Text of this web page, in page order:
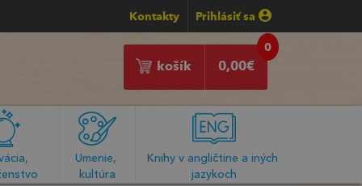
Kontakty Prihlásiť sa
0
0,00€
košík
Umenie,
kultúra
Knihy v angličtine a iných
jazykoch